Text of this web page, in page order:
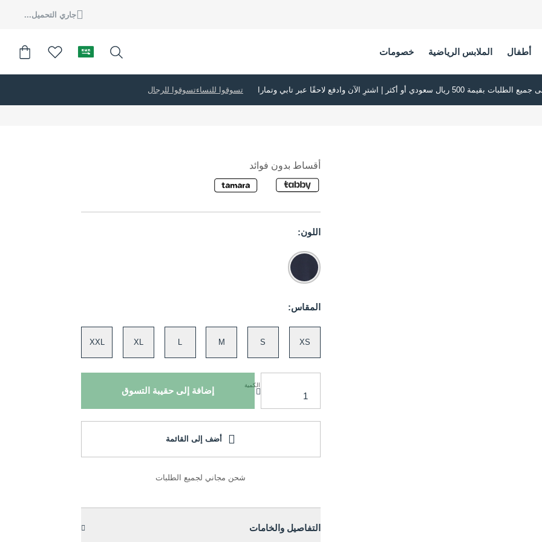
جاري التحميل...
أطفال الملابس الرياضية خصومات
تسوقوا للنساءتسوقوا للرجال
أقساط بدون فوائد
اللون:
المقاس:
XS
S
M
L
XL
XXL
الكمية
إضافة إلى حقيبة التسوق
أضف إلى القائمة
شحن مجاني لجميع الطلبات
التفاصيل والخامات